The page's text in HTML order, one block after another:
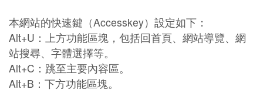
本網站的快速鍵（Accesskey）設定如下：
Alt+U：上方功能區塊，包括回首頁、網站導覽、網
站搜尋、字體選擇等。
Alt+C：跳至主要內容區。
Alt+B：下方功能區塊。